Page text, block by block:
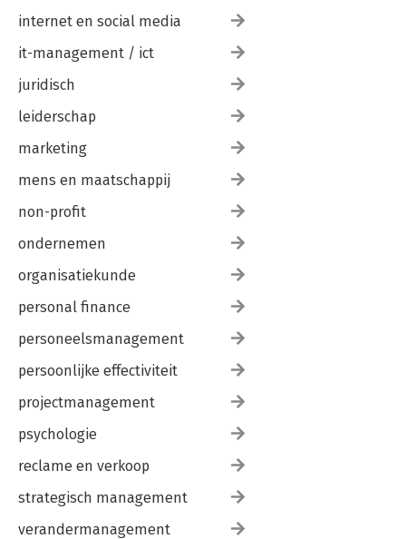
internet en social media
it-management / ict
juridisch
leiderschap
marketing
mens en maatschappij
non-profit
ondernemen
organisatiekunde
personal finance
personeelsmanagement
persoonlijke effectiviteit
projectmanagement
psychologie
reclame en verkoop
strategisch management
verandermanagement